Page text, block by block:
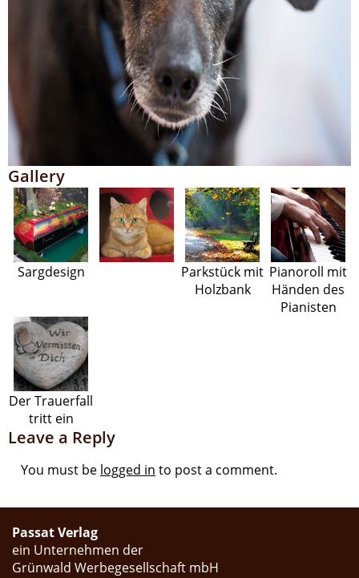
Gallery
Sargdesign
Parkstück mit
Holzbank
Pianoroll mit
Händen des
Pianisten
Der Trauerfall
tritt ein
Leave a Reply
You must be logged in to post a comment.
Passat Verlag
ein Unternehmen der
Grünwald Werbegesellschaft mbH